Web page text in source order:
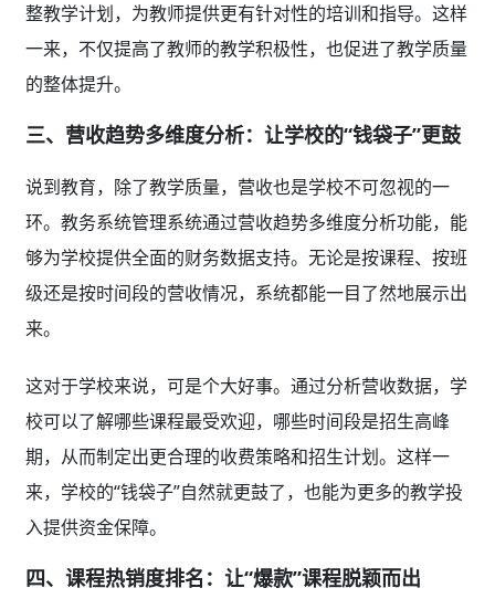
整教学计划，为教师提供更有针对性的培训和指导。这样
一来，不仅提高了教师的教学积极性，也促进了教学质量
的整体提升。
三、营收趋势多维度分析：让学校的“钱袋子”更鼓
说到教育，除了教学质量，营收也是学校不可忽视的一
环。教务系统管理系统通过营收趋势多维度分析功能，能
够为学校提供全面的财务数据支持。无论是按课程、按班
级还是按时间段的营收情况，系统都能一目了然地展示出
来。
这对于学校来说，可是个大好事。通过分析营收数据，学
校可以了解哪些课程最受欢迎，哪些时间段是招生高峰
期，从而制定出更合理的收费策略和招生计划。这样一
来，学校的“钱袋子”自然就更鼓了，也能为更多的教学投
入提供资金保障。
四、课程热销度排名：让“爆款”课程脱颖而出